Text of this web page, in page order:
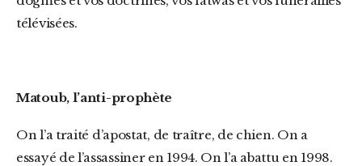
télévisées.
Matoub, l’anti-prophète
On l’a traité d’apostat, de traître, de chien. On a
essayé de l’assassiner en 1994. On l’a abattu en 1998.